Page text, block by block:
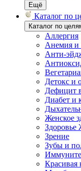
Ещё
Каталог по
Каталог по
Аллергия
Анемия и
Анти-
Детокс и
Дефицит
Диабет и
Женское
Зрение
Зубы и
Красивая